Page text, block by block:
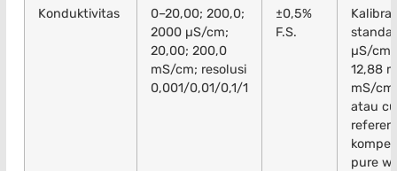
Konduktivitas
0–20,00; 200,0;
2000 µS/cm;
20,00; 200,0
mS/cm; resolusi
0,001/0,01/0,1/1
±0,5%
F.S.
µS/cm,
12,88
mS/
atau
pure